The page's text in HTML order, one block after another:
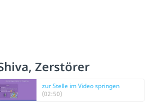
Zerstörer
zur Stelle im Video springen
(02:50)